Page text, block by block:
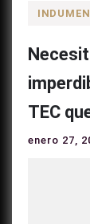
TEC
enero 27,